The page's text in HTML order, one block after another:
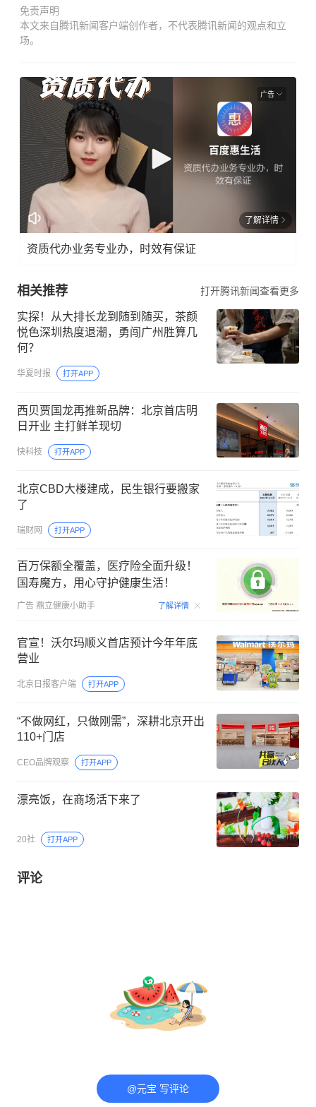
免责声明
本文来自腾讯新闻客户端创作者，不代表腾讯新闻的观点和立
场。
广告
了解详情
资质代办业务专业办，时效有保证
相关推荐 打开腾讯新闻查看更多
实探！从大排长龙到随到随买，茶颜
悦色深圳热度退潮，勇闯广州胜算几
何？
华夏时报 打开APP
西贝贾国龙再推新品牌：北京首店明
日开业 主打鲜羊现切
快科技 打开APP
北京CBD大楼建成，民生银行要搬家
了
瑞财网 打开APP
百万保额全覆盖，医疗险全面升级！
国寿魔方，用心守护健康生活！
广告 鼎立健康小助手 了解详情 00:06
官宣！沃尔玛顺义首店预计今年年底
营业
北京日报客户端 打开APP
“不做网红，只做刚需”，深耕北京开出
110+门店
CEO品牌观察 打开APP
漂亮饭，在商场活下来了
20社 打开APP
评论
@元宝 写评论